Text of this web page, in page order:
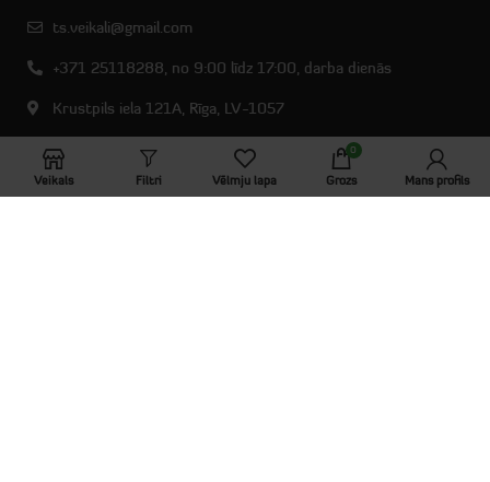
ts.veikali@gmail.com
+371 25118288, no 9:00 līdz 17:00, darba dienās
Krustpils iela 121A, Rīga, LV-1057
Reģistrācijas numurs: 40103537612
Veikals Filtri Vēlmju lapa
0
Grozs Mans profils